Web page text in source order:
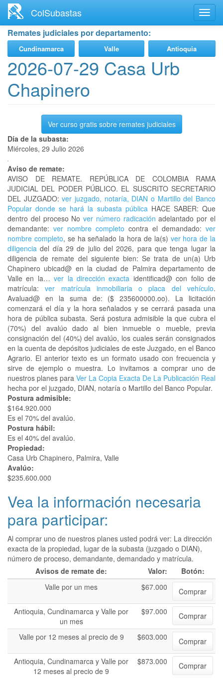
contenido
principal
ColSubastas
Remates judiciales por departamento:
Cundinamarca Valle Antioquia
2026-07-29 Casa Urb
Chapinero
Ver curso gratis sobre remates judiciales
Día de la subasta:
Miércoles, 29 Julio 2026
Aviso de remate:
AVISO DE REMATE. REPÚBLICA DE COLOMBIA RAMA
JUDICIAL DEL PODER PÚBLICO. EL SUSCRITO SECRETARIO
DEL JUZGADO: ver juzgado, notaría, DIAN o Martillo del Banco
Popular donde se hará la subasta públicaHACE SABER: Que
dentro del proceso Nover número radicación adelantado por el
demandante: ver nombre completo contra el demandado: ver
nombre completo, se ha señalado la hora de la(s) ver hora de la
diligencia del día 29 de julio del 2026, para que tenga lugar la
diligencia de remate del siguiente bien: Se trata de un(a) Urb
Chapinero ubicad@ en la ciudad de Palmira departamento de
Valle en la…ver la dirección exacta identificad@ con folio de
matrícula:ver matrícula inmobiliaria o placa del vehículo.
Avaluad@ en la suma de: ($ 235600000.oo). La licitación
comenzará el día y la hora señalados y se cerrará pasada una
hora de pública subasta. Será postura admisible la que cubra el
(70%) del avalúo dado al bien inmueble o mueble, previa
consignación del (40%) del avalúo, los cuales serán consignados
en la cuenta de depósitos judiciales de este Juzgado, en el Banco
Agrario. El anterior texto es un formato usado con frecuencia y
sirve de ejemplo o muestra. Lo invitamos a comprar uno de
nuestros planes para Ver La Copia Exacta De La Publicación Real
hecha por el juzgado, DIAN, notaría o Martillo del Banco Popular.
Postura admisible:
$164.920.000
Es el 70% del avalúo.
Postura hábil:
Es el 40% del avalúo.
Propiedad:
Casa Urb Chapinero, Palmira, Valle
Avalúo:
$235.600.000
Vea la información necesaria
para participar:
Al comprar uno de nuestros planes usted podrá ver: La dirección
exacta de la propiedad, lugar de la subasta (juzgado o DIAN),
número de proceso, demandante, demandado y matrícula.
Avisos de remate de:
Valor:
Botón:
Valle por un mes
$67.000
Comprar
Antioquia, Cundinamarca y Valle por
un mes
$97.000 Comprar
Valle por 12 meses al precio de 9 $603.000
Comprar
Antioquia, Cundinamarca y Valle por
12 meses al precio de 9
$873.000 Comprar